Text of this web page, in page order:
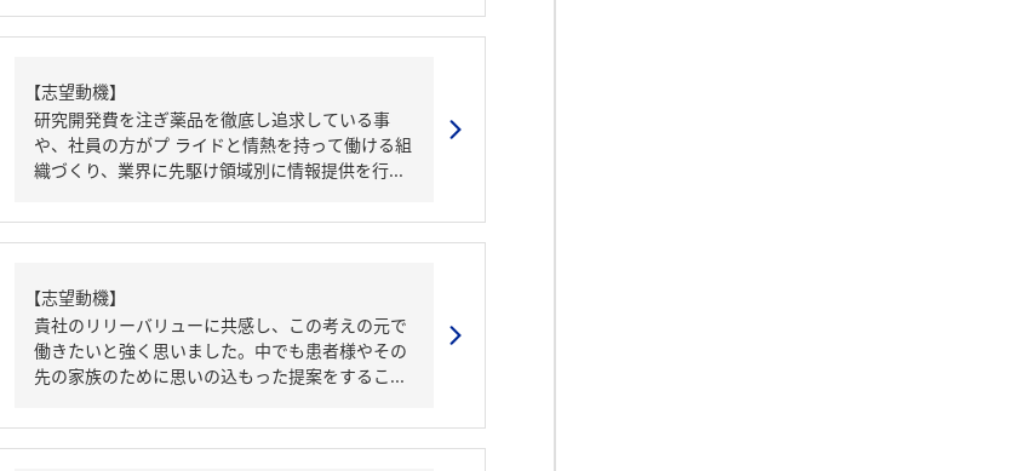
【志望動機】
研究開発費を注ぎ薬品を徹底し追求している事
や、社員の方がプ ライドと情熱を持って働ける組
織づくり、業界に先駆け領域別に情報提供を行...
【志望動機】
貴社のリリーバリューに共感し、この考えの元で
働きたいと強く思いました。中でも患者様やその
先の家族のために思いの込もった提案をするこ...